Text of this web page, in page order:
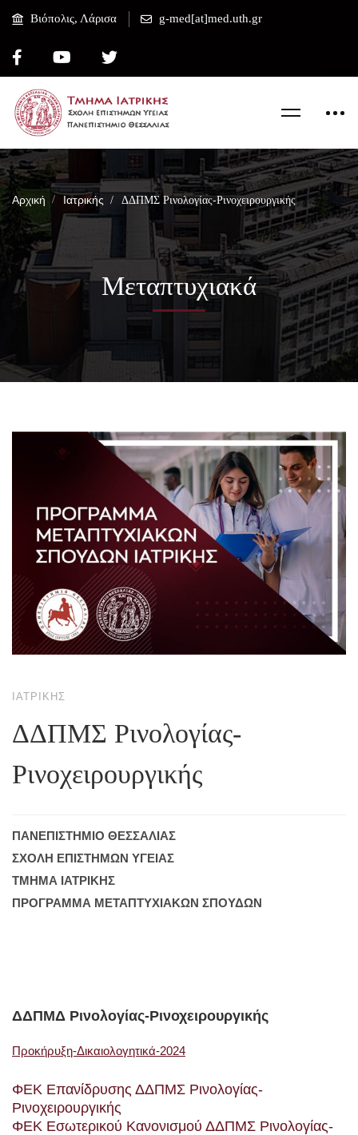
Βιόπολις, Λάρισα g-med[at]med.uth.gr
Αρχική Ιατρικής ΔΔΠΜΣ Ρινολογίας-Ρινοχειρουργικής
Μεταπτυχιακά
ΙΑΤΡΙΚΉΣ
ΔΔΠΜΣ Ρινολογίας-
Ρινοχειρουργικής
ΠΑΝΕΠΙΣΤΗΜΙΟ ΘΕΣΣΑΛΙΑΣ
ΣΧΟΛΗ ΕΠΙΣΤΗΜΩΝ ΥΓΕΙΑΣ
ΤΜΗΜΑ ΙΑΤΡΙΚΗΣ
ΠΡΟΓΡΑΜΜΑ ΜΕΤΑΠΤΥΧΙΑΚΩΝ ΣΠΟΥΔΩΝ
ΔΔΠΜΔ Ρινολογίας-Ρινοχειρουργικής
Προκήρυξη-Δικαιολογητικά-2024
ΦΕΚ Επανίδρυσης ΔΔΠΜΣ Ρινολογίας-
Ρινοχειρουργικής
ΦΕΚ Εσωτερικού Κανονισμού ΔΔΠΜΣ Ρινολογίας-